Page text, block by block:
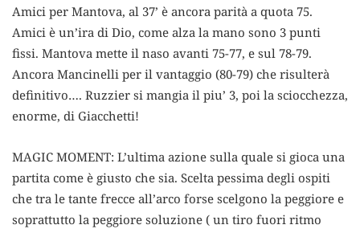
Amici per Mantova, al 37’ è ancora parità a quota 75.
Amici è un’ira di Dio, come alza la mano sono 3 punti
fissi. Mantova mette il naso avanti 75-77, e sul 78-79.
Ancora Mancinelli per il vantaggio (80-79) che risulterà
definitivo…. Ruzzier si mangia il piu’ 3, poi la sciocchezza,
enorme, di Giacchetti!
MAGIC MOMENT: L’ultima azione sulla quale si gioca una
partita come è giusto che sia. Scelta pessima degli ospiti
che tra le tante frecce all’arco forse scelgono la peggiore e
soprattutto la peggiore soluzione ( un tiro fuori ritmo